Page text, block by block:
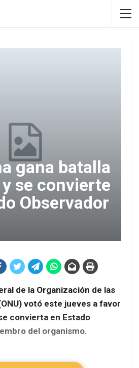
gana batalla
y se convierte
Observador
de la Organización de las
votó este jueves a favor
convierta en Estado
del organismo.